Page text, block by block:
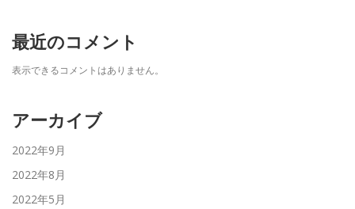
最近のコメント
表示できるコメントはありません。
アーカイブ
2022年9月
2022年8月
2022年5月